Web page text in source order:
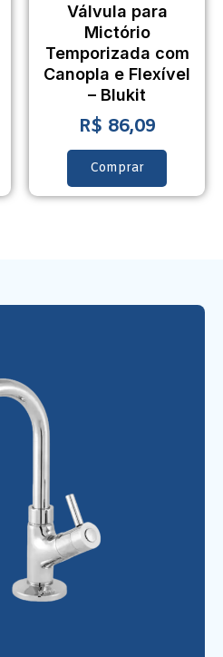
Válvula para
Mictório
Temporizada com
Canopla e Flexível
– Blukit
R$ 86,09
Comprar